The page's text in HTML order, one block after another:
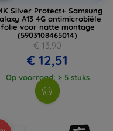
Silver Protect+ Samsung
A13 4G antimicrobiële
folie voor natte montage
(5903108465014)
€ 13,90
€ 12,51
Op voorraad: > 5 stuks